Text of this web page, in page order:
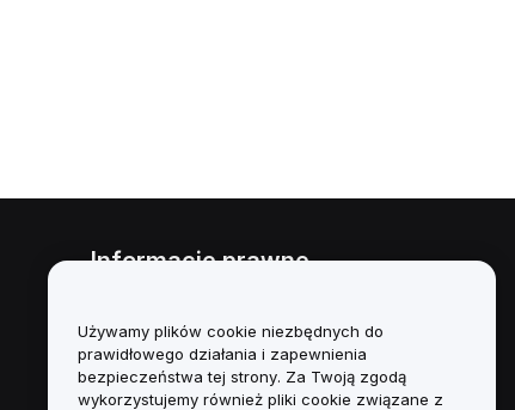
Informacje prawne
interesów
Podsumowanie polityki
powiernictwa i zarządzania
Używamy plików cookie niezbędnych do
prawidłowego działania i zapewnienia
bezpieczeństwa tej strony. Za Twoją zgodą
wykorzystujemy również pliki cookie związane z